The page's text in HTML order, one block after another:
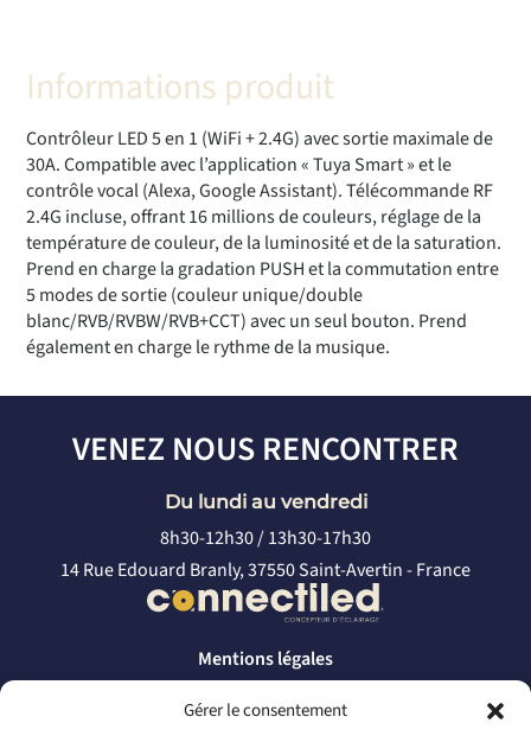
Gérer le consentement
Informations produit
Contrôleur LED 5 en 1 (WiFi + 2.4G) avec sortie maximale de
30A. Compatible avec l’application « Tuya Smart » et le
contrôle vocal (Alexa, Google Assistant). Télécommande RF
2.4G incluse, offrant 16 millions de couleurs, réglage de la
température de couleur, de la luminosité et de la saturation.
Prend en charge la gradation PUSH et la commutation entre
5 modes de sortie (couleur unique/double
blanc/RVB/RVBW/RVB+CCT) avec un seul bouton. Prend
également en charge le rythme de la musique.
VENEZ NOUS RENCONTRER
Du lundi au vendredi
8h30-12h30 / 13h30-17h30
14 Rue Edouard Branly, 37550 Saint-Avertin - France
Mentions légales
Politique de confidentialité